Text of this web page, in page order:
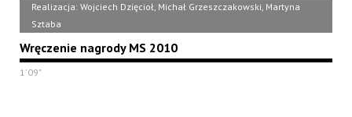
Realizacja: Wojciech Dzięcioł, Michał Grzeszczakowski, Martyna
Sztaba
Wręczenie nagrody MS 2010
1'09"